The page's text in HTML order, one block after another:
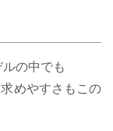
の中でも
求めやすさもこの